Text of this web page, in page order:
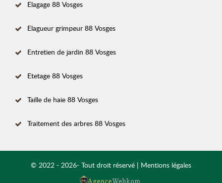
Elagage 88 Vosges
Elagueur grimpeur 88 Vosges
Entretien de jardin 88 Vosges
Etetage 88 Vosges
Taille de haie 88 Vosges
Traitement des arbres 88 Vosges
© 2022 - 2026- Tout droit réservé | Mentions légales